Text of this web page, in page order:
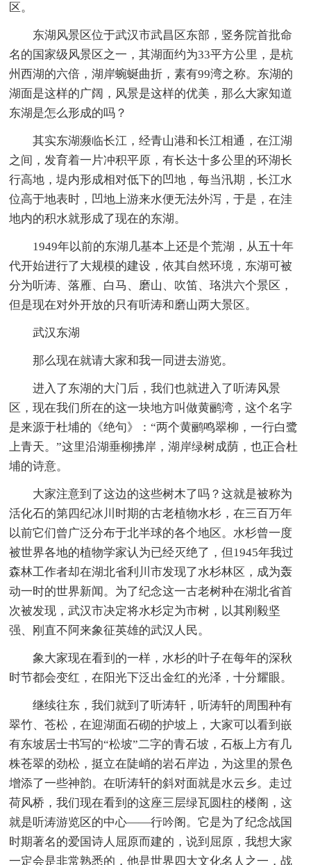
区。
东湖风景区位于武汉市武昌区东部，竖务院首批命
名的国家级风景区之一，其湖面约为33平方公里，是杭
州西湖的六倍，湖岸蜿蜒曲折，素有99湾之称。东湖的
湖面是这样的广阔，风景是这样的优美，那么大家知道
东湖是怎么形成的吗？
其实东湖濒临长江，经青山港和长江相通，在江湖
之间，发育着一片冲积平原，有长达十多公里的环湖长
行高地，堤内形成相对低下的凹地，每当汛期，长江水
位高于地表时，凹地上游来水便无法外泻，于是，在洼
地内的积水就形成了现在的东湖。
1949年以前的东湖几基本上还是个荒湖，从五十年
代开始进行了大规模的建设，依其自然环境，东湖可被
分为听涛、落雁、白马、磨山、吹笛、珞洪六个景区，
但是现在对外开放的只有听涛和磨山两大景区。
武汉东湖
那么现在就请大家和我一同进去游览。
进入了东湖的大门后，我们也就进入了听涛风景
区，现在我们所在的这一块地方叫做黄鹂湾，这个名字
是来源于杜埔的《绝句》：“两个黄鹂鸣翠柳，一行白鹭
上青天。”这里沿湖垂柳拂岸，湖岸绿树成荫，也正合杜
埔的诗意。
大家注意到了这边的这些树木了吗？这就是被称为
活化石的第四纪冰川时期的古老植物水杉，在三百万年
以前它们曾广泛分布于北半球的各个地区。水杉曾一度
被世界各地的植物学家认为已经灭绝了，但1945年我过
森林工作者却在湖北省利川市发现了水杉林区，成为轰
动一时的世界新闻。为了纪念这一古老树种在湖北省首
次被发现，武汉市决定将水杉定为市树，以其刚毅坚
强、刚直不阿来象征英雄的武汉人民。
象大家现在看到的一样，水杉的叶子在每年的深秋
时节都会变红，在阳光下泛出金红的光泽，十分耀眼。
继续往东，我们就到了听涛轩，听涛轩的周围种有
翠竹、苍松，在迎湖面石砌的护坡上，大家可以看到嵌
有东坡居士书写的“松坡”二字的青石坡，石板上方有几
株苍翠的劲松，挺立在陡峭的岩石岸边，为这里的景色
增添了一些神韵。在听涛轩的斜对面就是水云乡。走过
荷风桥，我们现在看到的这座三层绿瓦圆柱的楼阁，这
就是听涛游览区的中心——行吟阁。它是为了纪念战国
时期著名的爱国诗人屈原而建的，说到屈原，我想大家
一定会是非常熟悉的，他是世界四大文化名人之一，战